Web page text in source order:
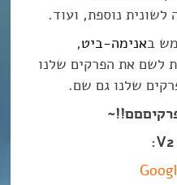
לשונית נוספת, ועוד.
באנימה-ביט,
לשם את הפרקים שלנו
שלנו גם שם.